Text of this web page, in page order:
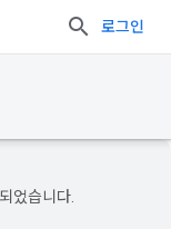
로그인
었습니다.